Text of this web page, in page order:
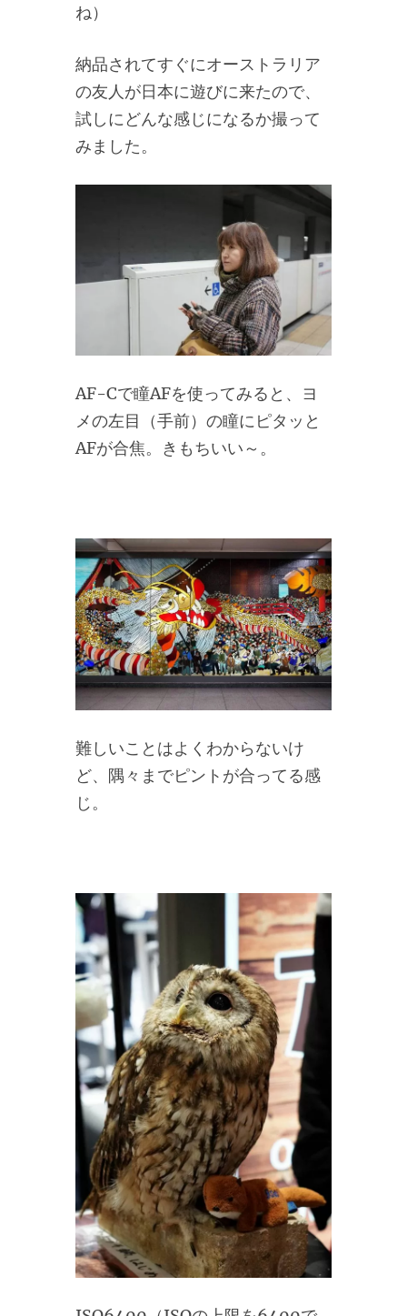
ね）
納品されてすぐにオーストラリア
の友人が日本に遊びに来たので、
試しにどんな感じになるか撮って
みました。
AF-Cで瞳AFを使ってみると、ヨ
メの左目（手前）の瞳にピタッと
AFが合焦。きもちいい～。
難しいことはよくわからないけ
ど、隅々までピントが合ってる感
じ。